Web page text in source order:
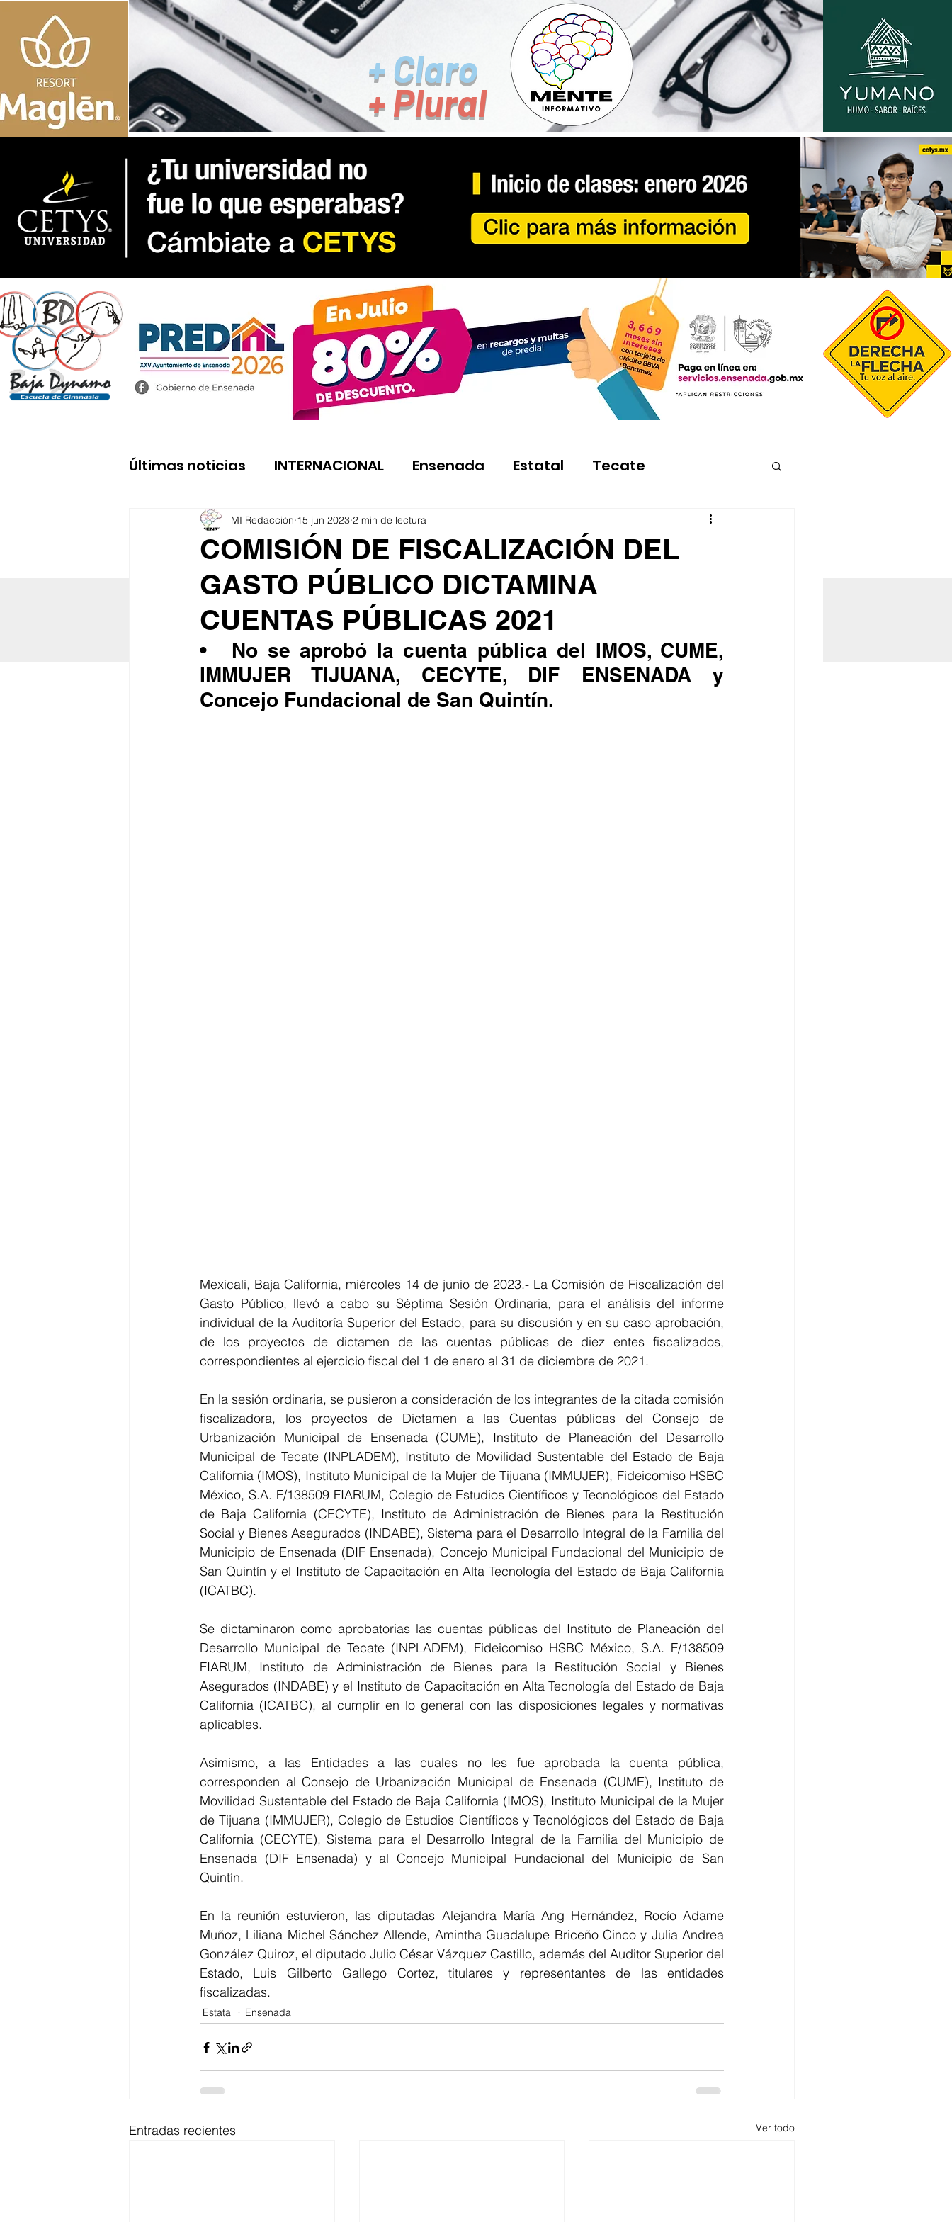
+ Claro
+ Plural
Últimas noticias INTERNACIONAL Ensenada Estatal Tecate
COMISIÓN DE FISCALIZACIÓN DEL
GASTO PÚBLICO DICTAMINA
CUENTAS PÚBLICAS 2021
MI Redacción 15 jun 2023 2 min de lectura
•	No se aprobó la cuenta pública del IMOS, CUME,
IMMUJER TIJUANA, CECYTE, DIF ENSENADA y
Concejo Fundacional de San Quintín.
Mexicali, Baja California, miércoles 14 de junio de 2023.- La Comisión de Fiscalización del
Gasto Público, llevó a cabo su Séptima Sesión Ordinaria, para el análisis del informe
individual de la Auditoría Superior del Estado, para su discusión y en su caso aprobación,
de los proyectos de dictamen de las cuentas públicas de diez entes fiscalizados,
correspondientes al ejercicio fiscal del 1 de enero al 31 de diciembre de 2021.
En la sesión ordinaria, se pusieron a consideración de los integrantes de la citada comisión
fiscalizadora, los proyectos de Dictamen a las Cuentas públicas del Consejo de
Urbanización Municipal de Ensenada (CUME), Instituto de Planeación del Desarrollo
Municipal de Tecate (INPLADEM), Instituto de Movilidad Sustentable del Estado de Baja
California (IMOS), Instituto Municipal de la Mujer de Tijuana (IMMUJER), Fideicomiso HSBC
México, S.A. F/138509 FIARUM, Colegio de Estudios Científicos y Tecnológicos del Estado
de Baja California (CECYTE), Instituto de Administración de Bienes para la Restitución
Social y Bienes Asegurados (INDABE), Sistema para el Desarrollo Integral de la Familia del
Municipio de Ensenada (DIF Ensenada), Concejo Municipal Fundacional del Municipio de
San Quintín y el Instituto de Capacitación en Alta Tecnología del Estado de Baja California
(ICATBC).
Se dictaminaron como aprobatorias las cuentas públicas del Instituto de Planeación del
Desarrollo Municipal de Tecate (INPLADEM), Fideicomiso HSBC México, S.A. F/138509
FIARUM, Instituto de Administración de Bienes para la Restitución Social y Bienes
Asegurados (INDABE) y el Instituto de Capacitación en Alta Tecnología del Estado de Baja
California (ICATBC), al cumplir en lo general con las disposiciones legales y normativas
aplicables.
Asimismo, a las Entidades a las cuales no les fue aprobada la cuenta pública,
corresponden al Consejo de Urbanización Municipal de Ensenada (CUME), Instituto de
Movilidad Sustentable del Estado de Baja California (IMOS), Instituto Municipal de la Mujer
de Tijuana (IMMUJER), Colegio de Estudios Científicos y Tecnológicos del Estado de Baja
California (CECYTE), Sistema para el Desarrollo Integral de la Familia del Municipio de
Ensenada (DIF Ensenada) y al Concejo Municipal Fundacional del Municipio de San
Quintín.
En la reunión estuvieron, las diputadas Alejandra María Ang Hernández, Rocío Adame
Muñoz, Liliana Michel Sánchez Allende, Amintha Guadalupe Briceño Cinco y Julia Andrea
González Quiroz, el diputado Julio César Vázquez Castillo, además del Auditor Superior del
Estado, Luis Gilberto Gallego Cortez, titulares y representantes de las entidades
fiscalizadas.
Estatal Ensenada
Entradas recientes Ver todo